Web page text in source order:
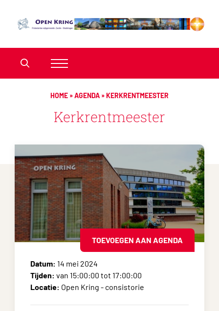
HOME »AGENDA »KERKRENTMEESTER
Kerkrentmeester
TOEVOEGEN AAN AGENDA
Datum: 14 mei 2024
Tijden: van 15:00:00 tot 17:00:00
Locatie: Open Kring - consistorie